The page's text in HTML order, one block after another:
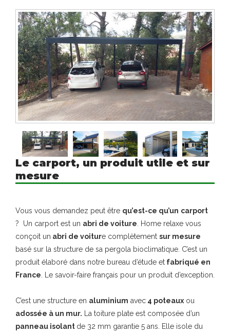
Le carport, un produit utile et sur
mesure
Vous vous demandez peut être qu’est-ce qu’un carport
? Un carport est un abri de voiture. Home relaxe vous
conçoit un abri de voiture complètement sur mesure
basé sur la structure de sa pergola bioclimatique. C’est un
produit élaboré dans notre bureau d’étude et fabriqué en
France. Le savoir-faire français pour un produit d’exception.
C’est une structure en aluminium avec 4 poteauxou
adossée à un mur. La toiture plate est composée d’un
panneau isolant de 32 mm garantie 5 ans. Elle isole du